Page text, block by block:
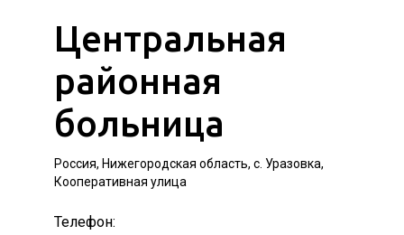
Центральная
районная
больница
Россия, Нижегородская область, с. Уразовка,
Кооперативная улица
Телефон: